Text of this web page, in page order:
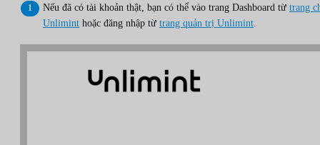
Nếu đã có tài khoản thật, bạn có thể vào trang Dashboard từ trang
Unlimint hoặc đăng nhập từ trang quản trị Unlimint.